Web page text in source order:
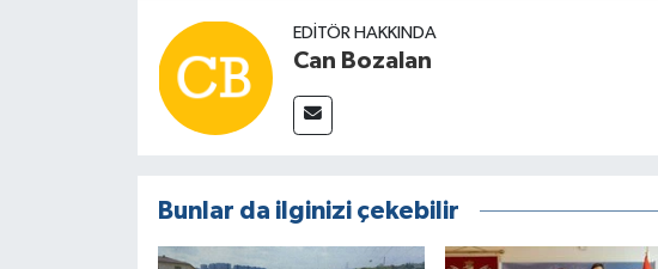
EDITÖR HAKKINDA
Can Bozalan
Bunlar da ilginizi çekebilir